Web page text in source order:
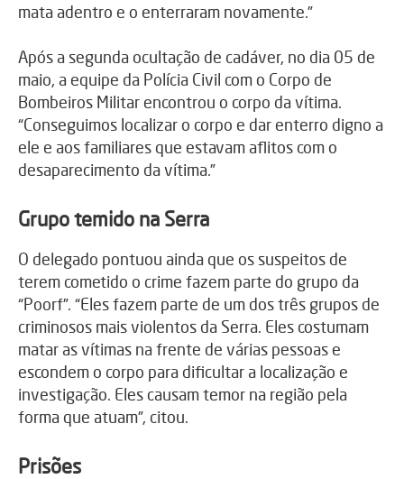
mata adentro e o enterraram novamente.”
Após a segunda ocultação de cadáver, no dia 05 de
maio, a equipe da Polícia Civil com o Corpo de
Bombeiros Militar encontrou o corpo da vítima.
“Conseguimos localizar o corpo e dar enterro digno a
ele e aos familiares que estavam aflitos com o
desaparecimento da vítima.”
Grupo temido na Serra
O delegado pontuou ainda que os suspeitos de
terem cometido o crime fazem parte do grupo da
“Poorf”. “Eles fazem parte de um dos três grupos de
criminosos mais violentos da Serra. Eles costumam
matar as vítimas na frente de várias pessoas e
escondem o corpo para dificultar a localização e
investigação. Eles causam temor na região pela
forma que atuam”, citou.
Prisões